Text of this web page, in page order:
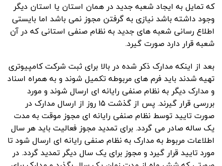
که تمایل به ایجاد شعبه جدید در همان استان یا استان دیگر
وجود داشته باشد نیازی به گرفتن مجوز نمی باشد اما بایستی
اطلاع رسانی شعبه های جدید به نظام صنفی استانی که در آن
شعبه قرار دارد صورت گیرد.
بعد از اینکه مدارک ذکر شده در بالا برای ثبت شرکت کامپیوتری
تهیه شدند باید فرم های مربوطه تکمیل شوند و به همراه اسناد
و مدارک دیگر به نظام صنفی رایانه ای ارسال شوند و مورد
بررسی قرار گیرند. پس از گذشت ۱۵ روز از ارسال مدارک در
صورت تایید توسط نظام صنفی رایانه ای مجوز موقت به مدت
یک ساله صادر می گردد. برای تمدید مجوز فعالیت باید هر سال
اطلاعات مربوط به مدارک به نظام صنفی رایانه ای ارسال شود تا
مورد تایید قرار گیرد و مجوز برای یک سال دیگر تمدید گردد. در